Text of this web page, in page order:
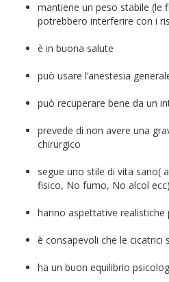
mantiene un peso stabile (le
potrebbero interferire con i
è in buona salute
può usare l’anestesia
può recuperare bene da un
prevede di non avere una
chirurgico
segue uno stile di vita sano(
fisico, No fumo, No alcol ecc)
hanno aspettative realistiche
è consapevoli che le cicatrici
ha un buon equilibrio